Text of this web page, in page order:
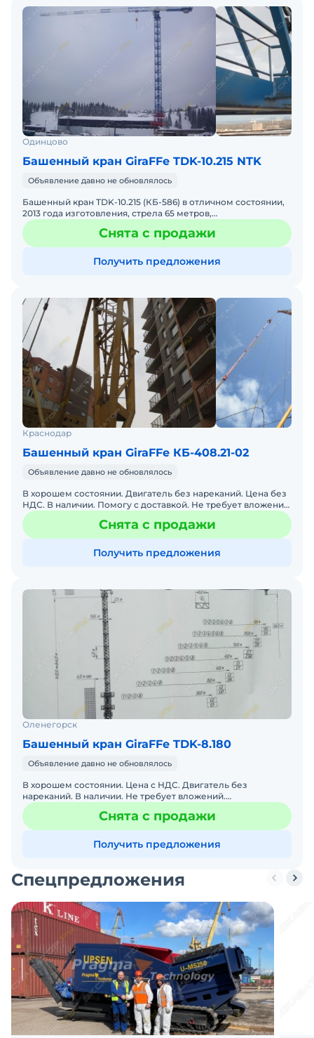
Одинцово
Башенный кран GiraFFe TDK-10.215 NTK
Объявление давно не обновлялось
Башенный кран TDK-10.215 (КБ-586) в отличном состоянии,
2013 года изготовления, стрела 65 метров,
грузоподъемность 10 тонн, установка на анкерном
основании, сво
Снята с продажи
Получить предложения
Краснодар
Башенный кран GiraFFe КБ-408.21-02
Объявление давно не обновлялось
В хорошем состоянии. Двигатель без нареканий. Цена без
НДС. В наличии. Помогу с доставкой. Не требует вложений.
Снята с продажи
Получить предложения
Оленегорск
Башенный кран GiraFFe TDK-8.180
Объявление давно не обновлялось
В хорошем состоянии. Цена с НДС. Двигатель без
нареканий. В наличии. Не требует вложений.
Обслуживалась у оф. дилера.
Снята с продажи
Получить предложения
Спецпредложения